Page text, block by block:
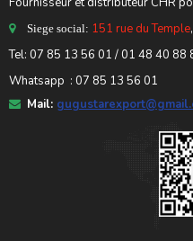
Siege social: 151 rue du Temple,
Tel: 07 85 13 56 01 / 01 48 40 88
Whatsapp : 07 85 13 56 01
Mail: